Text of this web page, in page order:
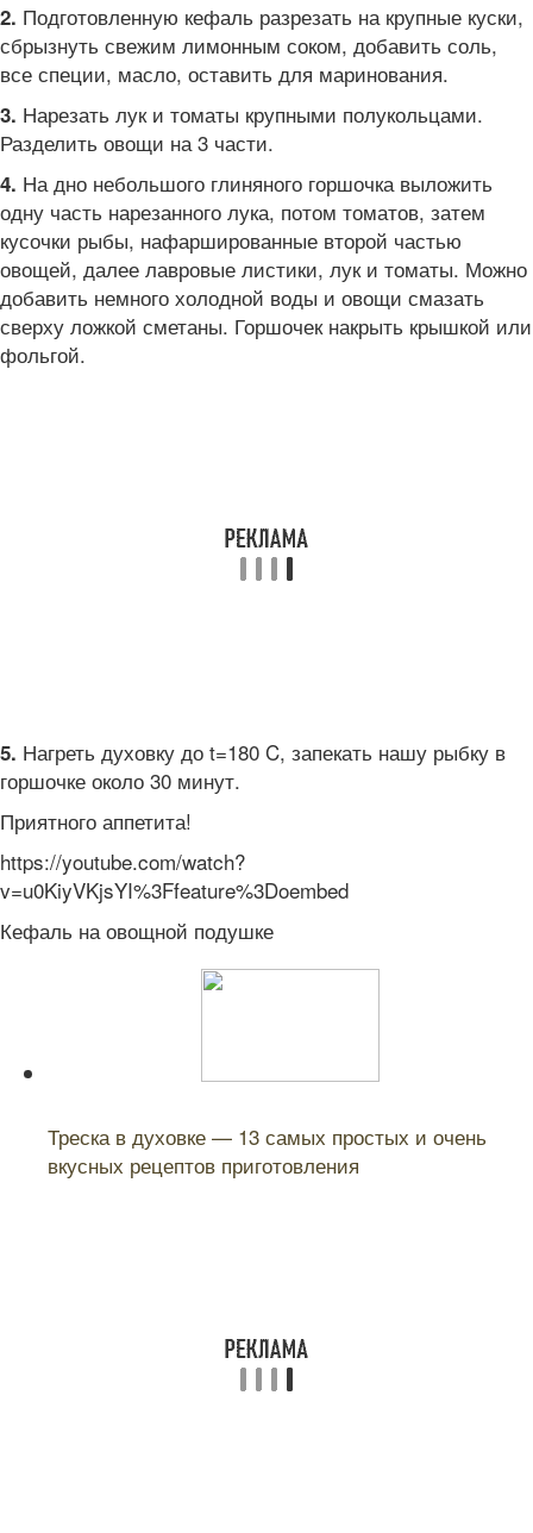
2. Подготовленную кефаль разрезать на крупные куски,
сбрызнуть свежим лимонным соком, добавить соль,
все специи, масло, оставить для маринования.
3. Нарезать лук и томаты крупными полукольцами.
Разделить овощи на 3 части.
4. На дно небольшого глиняного горшочка выложить
одну часть нарезанного лука, потом томатов, затем
кусочки рыбы, нафаршированные второй частью
овощей, далее лавровые листики, лук и томаты. Можно
добавить немного холодной воды и овощи смазать
сверху ложкой сметаны. Горшочек накрыть крышкой или
фольгой.
5. Нагреть духовку до t=180 C, запекать нашу рыбку в
горшочке около 30 минут.
Приятного аппетита!
https://youtube.com/watch?
v=u0KiyVKjsYI%3Ffeature%3Doembed
Кефаль на овощной подушке
Треска в духовке — 13 самых простых и очень
вкусных рецептов приготовления